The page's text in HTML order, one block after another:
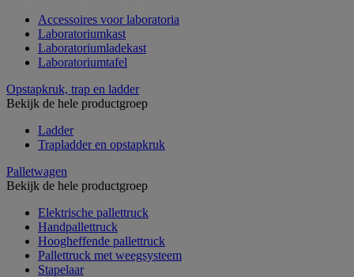
Accessoires voor laboratoria
Laboratoriumkast
Laboratoriumladekast
Laboratoriumtafel
Opstapkruk, trap en ladder
Bekijk de hele productgroep
Ladder
Trapladder en opstapkruk
Palletwagen
Bekijk de hele productgroep
Elektrische pallettruck
Handpallettruck
Hoogheffende pallettruck
Pallettruck met weegsysteem
Stapelaar